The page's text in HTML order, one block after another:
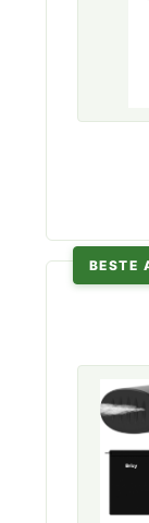
BESTE